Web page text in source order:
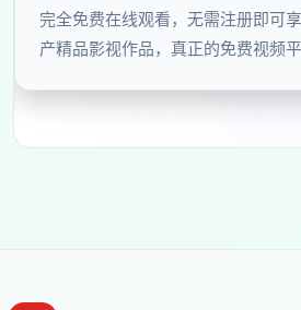
完全免费在线观看，无需注册即可
产精品影视作品，真正的免费视频平